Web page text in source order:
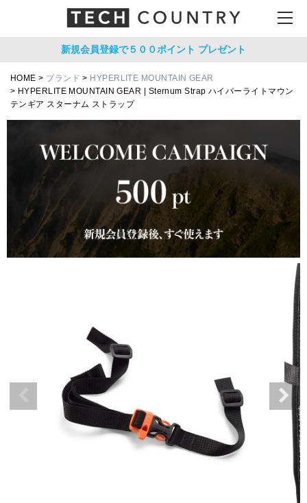
新規会員登録で５００ポイント プレゼント
HOME ブランド
HYPERLITE MOUNTAIN GEAR
HYPERLITE MOUNTAIN GEAR | Sternum Strap ハイパーライトマウン
テンギア スターナム ストラップ